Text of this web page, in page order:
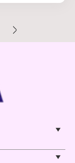
- 100
полиэтилен
рулон
кг